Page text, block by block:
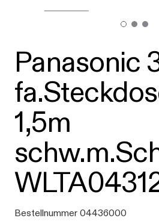
Panasonic
1,5m
Bestellnummer 04436000